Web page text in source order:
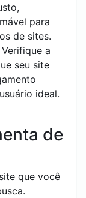
para
de sites.
Verifique a
seu site
ideal.
de
que você